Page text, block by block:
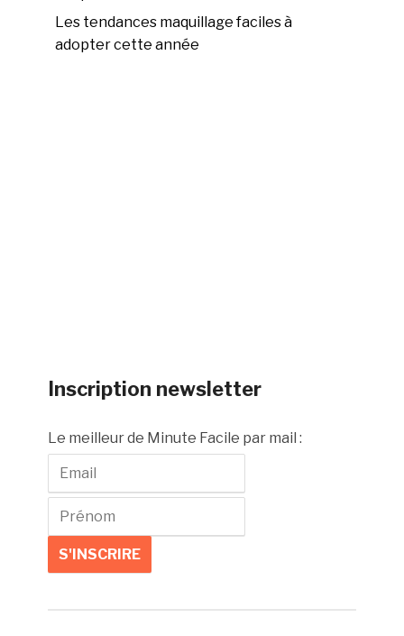
Les tendances maquillage faciles à
adopter cette année
Inscription newsletter
Le meilleur de Minute Facile par mail :